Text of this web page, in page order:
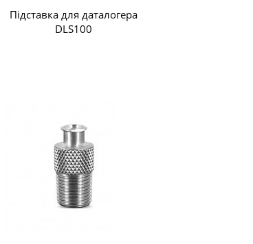
Підставка для даталогера
DLS100